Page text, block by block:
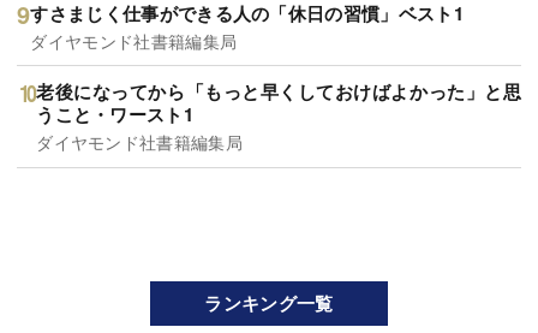
すさまじく仕事ができる人の「休日の習慣」ベスト1
ダイヤモンド社書籍編集局
老後になってから「もっと早くしておけばよかった」と思
うこと・ワースト1
ダイヤモンド社書籍編集局
ランキング一覧